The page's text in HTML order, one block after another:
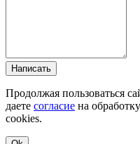
Написать
Продолжая пользоваться
даете согласие на
cookies.